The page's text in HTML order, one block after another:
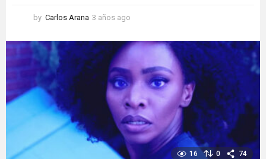
by Carlos Arana 3 años ago
ñ
a
g
o
16 0 74